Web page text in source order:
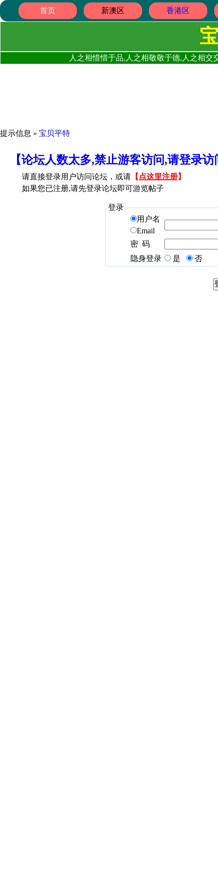
首页 新澳区 香港区
人之相惜惜于品,人之相敬敬于德,人之相
提示信息 » 宝贝平特
【论坛人数太多,禁止游客访问,请登录
请直接登录用户访问论坛，或请 【 点这里注册】
如果您已注册,请先登录论坛即可游览帖子
登录
用户名
Email
密 码
隐身登录
是 否